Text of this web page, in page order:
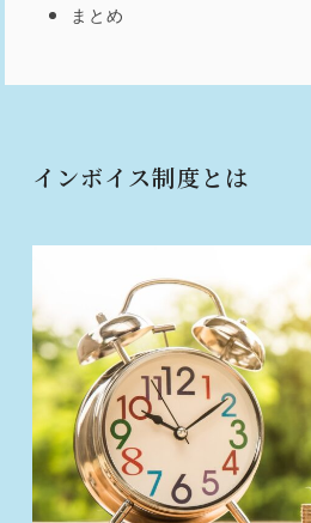
まとめ
インボイス制度とは